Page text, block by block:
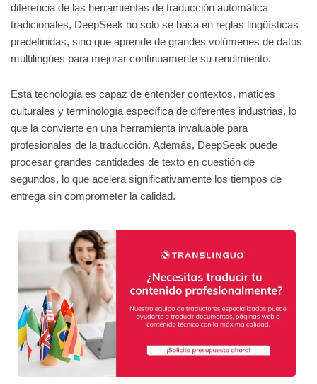
diferencia de las herramientas de traducción automática
tradicionales, DeepSeek no solo se basa en reglas lingüísticas
predefinidas, sino que aprende de grandes volúmenes de datos
multilingües para mejorar continuamente su rendimiento.
Esta tecnología es capaz de entender contextos, matices
culturales y terminología específica de diferentes industrias, lo
que la convierte en una herramienta invaluable para
profesionales de la traducción. Además, DeepSeek puede
procesar grandes cantidades de texto en cuestión de
segundos, lo que acelera significativamente los tiempos de
entrega sin comprometer la calidad.